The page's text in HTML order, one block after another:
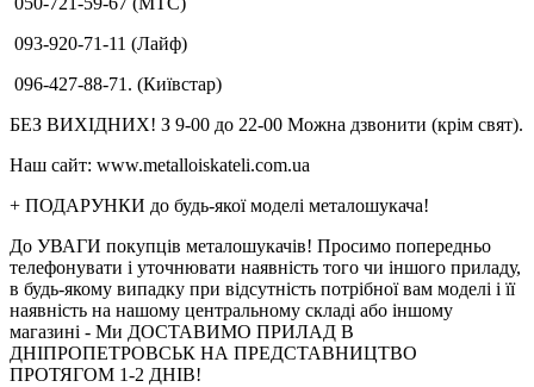
093-920-71-11 (Лайф)
096-427-88-71. (Київстар)
БЕЗ ВИХІДНИХ! З 9-00 до 22-00 Можна дзвонити (крім свят).
Наш сайт: www.metalloiskateli.com.ua
+ ПОДАРУНКИ до будь-якої моделі металошукача!
До УВАГИ покупців металошукачів! Просимо попередньо
телефонувати і уточнювати наявність того чи іншого приладу,
в будь-якому випадку при відсутність потрібної вам моделі і її
наявність на нашому центральному складі або іншому
магазині - Ми ДОСТАВИМО ПРИЛАД В
ДНІПРОПЕТРОВСЬК НА ПРЕДСТАВНИЦТВО
ПРОТЯГОМ 1-2 ДНІВ!